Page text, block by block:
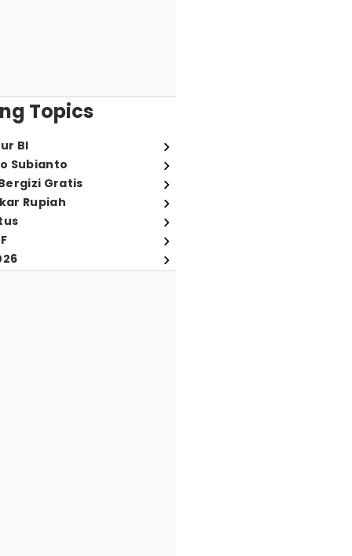
Topics
BI
Subianto
Gratis
Rupiah